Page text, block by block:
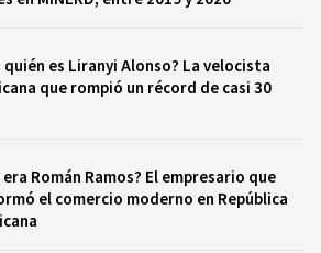
quién es Liranyi Alonso? La velocista
que rompió un récord de casi 30
era Román Ramos? El empresario que
el comercio moderno en República